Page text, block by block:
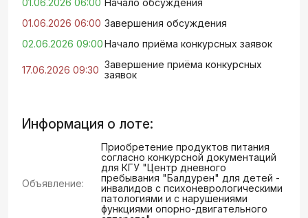
01.06.2026 06:00 Начало обсуждения
01.06.2026 06:00 Завершения обсуждения
02.06.2026 09:00Начало приёма конкурсных заявок
17.06.2026 09:30 Завершение приёма конкурсных
заявок
Информация о лоте:
Объявление:
Приобретение продуктов питания
согласно конкурсной документаций
для КГУ "Центр дневного
пребывания "Балдәурен" для детей -
инвалидов с психоневрологическими
патологиями и с нарушениями
функциями опорно-двигательного